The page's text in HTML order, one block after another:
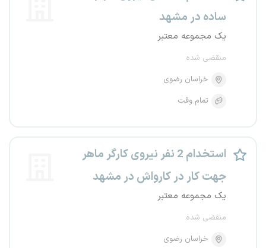
ساده در مشهد
یک مجموعه معتبر
منقضی شده
خراسان رضوی
تمام وقت
استخدام 2 نفر نیروی کارگر ماهر
جهت کار در کارواش در مشهد
یک مجموعه معتبر
منقضی شده
خراسان رضوی